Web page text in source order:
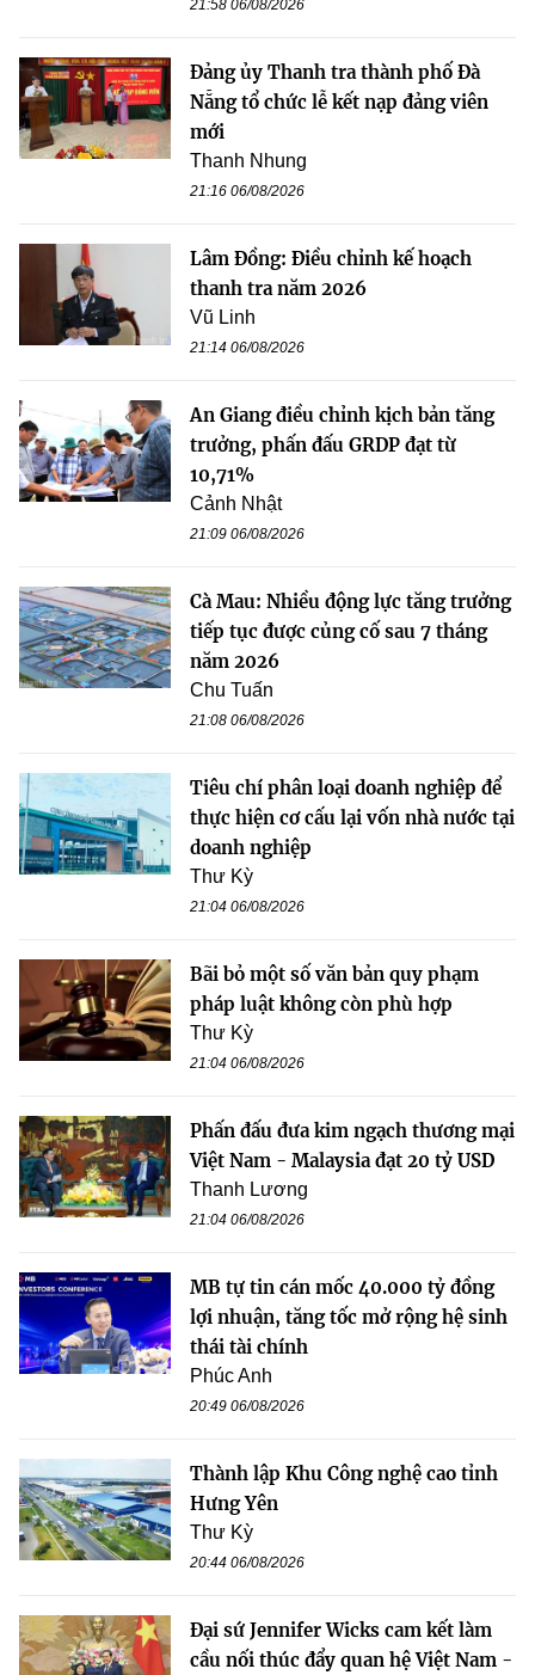
21:58 06/08/2026
Đảng ủy Thanh tra thành phố Đà
Nẵng tổ chức lễ kết nạp đảng viên
mới
Thanh Nhung
21:16 06/08/2026
Lâm Đồng: Điều chỉnh kế hoạch
thanh tra năm 2026
Vũ Linh
21:14 06/08/2026
An Giang điều chỉnh kịch bản tăng
trưởng, phấn đấu GRDP đạt từ
10,71%
Cảnh Nhật
21:09 06/08/2026
Cà Mau: Nhiều động lực tăng trưởng
tiếp tục được củng cố sau 7 tháng
năm 2026
Chu Tuấn
21:08 06/08/2026
Tiêu chí phân loại doanh nghiệp để
thực hiện cơ cấu lại vốn nhà nước tại
doanh nghiệp
Thư Kỳ
21:04 06/08/2026
Bãi bỏ một số văn bản quy phạm
pháp luật không còn phù hợp
Thư Kỳ
21:04 06/08/2026
Phấn đấu đưa kim ngạch thương mại
Việt Nam - Malaysia đạt 20 tỷ USD
Thanh Lương
21:04 06/08/2026
MB tự tin cán mốc 40.000 tỷ đồng
lợi nhuận, tăng tốc mở rộng hệ sinh
thái tài chính
Phúc Anh
20:49 06/08/2026
Thành lập Khu Công nghệ cao tỉnh
Hưng Yên
Thư Kỳ
20:44 06/08/2026
Đại sứ Jennifer Wicks cam kết làm
cầu nối thúc đẩy quan hệ Việt Nam -